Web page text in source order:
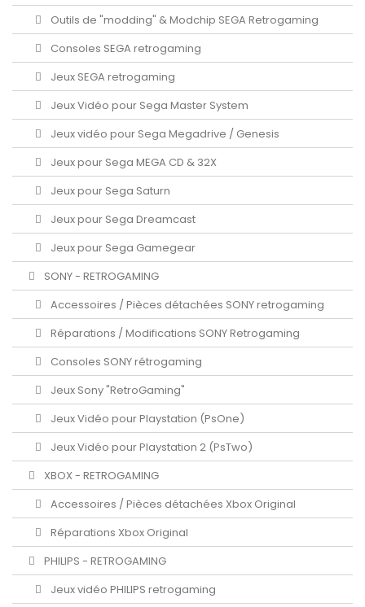
Outils de "modding" & Modchip SEGA Retrogaming
Consoles SEGA retrogaming
Jeux SEGA retrogaming
Jeux Vidéo pour Sega Master System
Jeux vidéo pour Sega Megadrive / Genesis
Jeux pour Sega MEGA CD & 32X
Jeux pour Sega Saturn
Jeux pour Sega Dreamcast
Jeux pour Sega Gamegear
SONY - RETROGAMING
Accessoires / Pièces détachées SONY retrogaming
Réparations / Modifications SONY Retrogaming
Consoles SONY rétrogaming
Jeux Sony "RetroGaming"
Jeux Vidéo pour Playstation (PsOne)
Jeux Vidéo pour Playstation 2 (PsTwo)
XBOX - RETROGAMING
Accessoires / Pièces détachées Xbox Original
Réparations Xbox Original
PHILIPS - RETROGAMING
Jeux vidéo PHILIPS retrogaming